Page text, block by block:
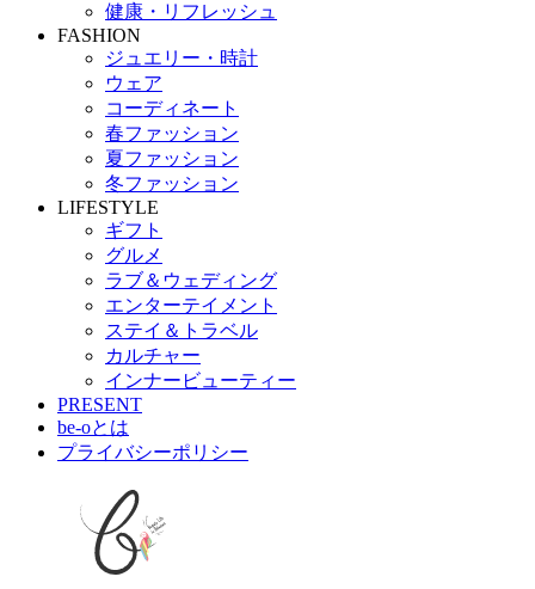
健康・リフレッシュ
FASHION
ジュエリー・時計
ウェア
コーディネート
春ファッション
夏ファッション
冬ファッション
LIFESTYLE
ギフト
グルメ
ラブ＆ウェディング
エンターテイメント
ステイ＆トラベル
カルチャー
インナービューティー
PRESENT
be-oとは
プライバシーポリシー